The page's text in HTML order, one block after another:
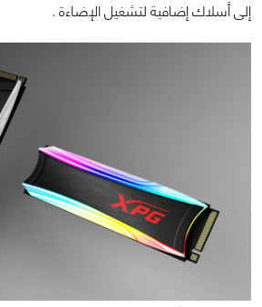
إلى أسلاك إضافية لتشغيل الإضاءة .